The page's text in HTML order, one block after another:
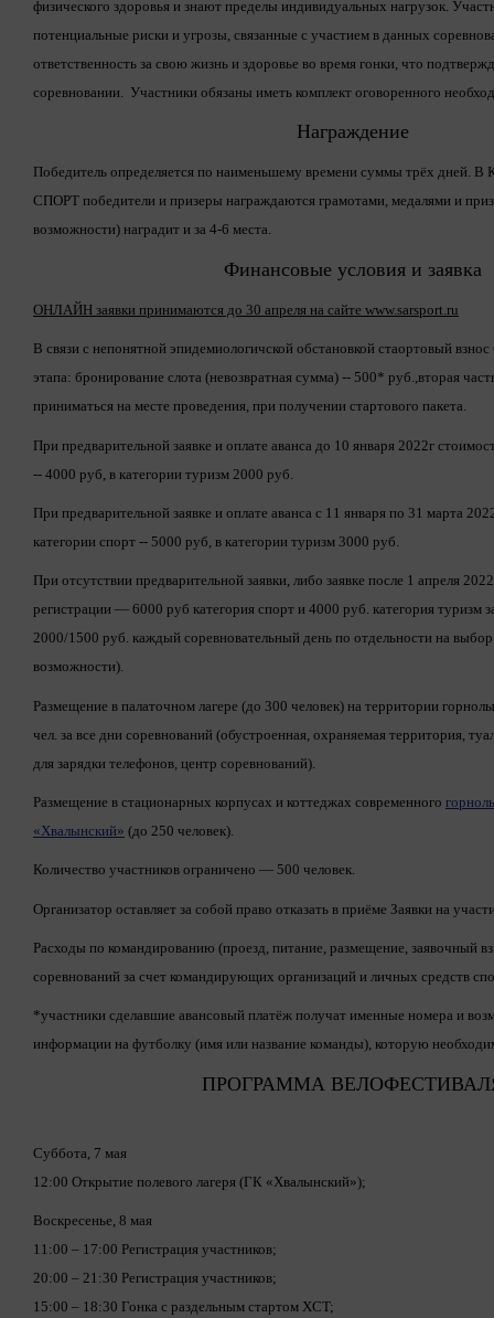
физического здоровья и знают пределы индивидуальных нагрузок.
потенциальные риски и угрозы, связанные с участием в данных
ответственность за свою жизнь и здоровье во время гонки, что
соревновании. Участники обязаны иметь комплект оговоренного
Награждение
Победитель определяется по наименьшему времени суммы трёх дней. В
СПОРТ победители и призеры награждаются грамотами, медалями и
возможности) наградит и за 4-6 места.
Финансовые условия и заявка
ОНЛАЙН заявки принимаются до 30 апреля на сайте www.sarsport.ru
В связи с непонятной эпидемиологичской обстановкой стаортовый
этапа: бронирование слота (невозвратная сумма) -- 500* руб.,вторая
приниматься на месте проведения, при получении стартового пакета.
При предварительной заявке и оплате аванса до 10 января 2022г
-- 4000 руб, в категории туризм 2000 руб.
При предварительной заявке и оплате аванса с 11 января по 31 марта
категории спорт -- 5000 руб, в категории туризм 3000 руб.
При отсутствии предварительной заявки, либо заявке после 1 апреля
регистрации — 6000 руб категория спорт и 4000 руб. категория туризм
2000/1500 руб. каждый соревновательный день по отдельности на
возможности).
Размещение в палаточном лагере (до 300 человек) на территории
чел. за все дни соревнований (обустроенная, охраняемая территория,
для зарядки телефонов, центр соревнований).
Размещение в стационарных корпусах и коттеджах современного
«Хвалынский» (до 250 человек).
Количество участников ограничено — 500 человек.
Организатор оставляет за собой право отказать в приёме Заявки на
Расходы по командированию (проезд, питание, размещение, заявочный
соревнований за счет командирующих организаций и личных средств
*участники сделавшие авансовый платёж получат именные номера и
информации на футболку (имя или название команды), которую
ПРОГРАММА
Суббота, 7 мая
12:00 Открытие полевого лагеря (ГК «Хвалынский»);
Воскресенье, 8 мая
11:00 – 17:00 Регистрация участников;
20:00 – 21:30 Регистрация участников;
15:00 – 18:30 Гонка с раздельным стартом XCT;